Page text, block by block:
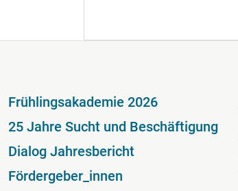
Fußzeile
Frühlingsakademie 2026
25 Jahre Sucht und Beschäftigung
Dialog Jahresbericht
Fördergeber_innen